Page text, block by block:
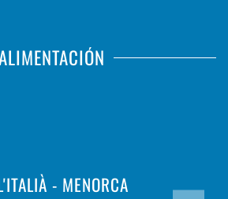
- MENORCA